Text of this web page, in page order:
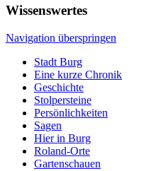
Wissenswertes
Navigation überspringen
Stadt Burg
Eine kurze Chronik
Geschichte
Stolpersteine
Persönlichkeiten
Sagen
Hier in Burg
Roland-Orte
Gartenschauen